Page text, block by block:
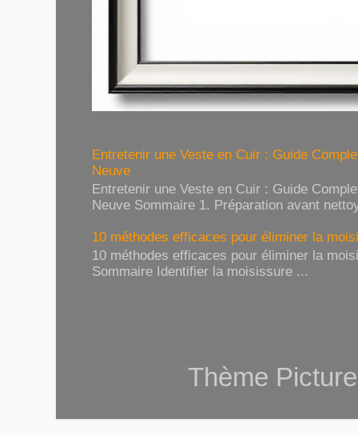
Entretenir une Veste en Cuir : Guide
Neuve
Entretenir une Veste en Cuir : Guide
Neuve Sommaire 1. Préparation avant
10 méthodes efficaces pour éliminer la
10 méthodes efficaces pour éliminer la
Sommaire Identifier la moisissure ...
Thème